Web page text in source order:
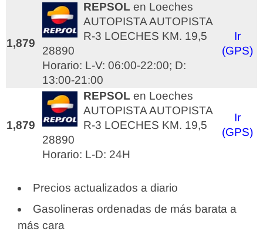
1,879
REPSOL en Loeches
AUTOPISTA AUTOPISTA
R-3 LOECHES KM. 19,5
28890
Horario: L-V: 06:00-22:00; D:
13:00-21:00
Ir
(GPS)
1,879
REPSOL en Loeches
AUTOPISTA AUTOPISTA
R-3 LOECHES KM. 19,5
28890
Horario: L-D: 24H
Ir
(GPS)
Precios actualizados a diario
Gasolineras ordenadas de más barata a
más cara